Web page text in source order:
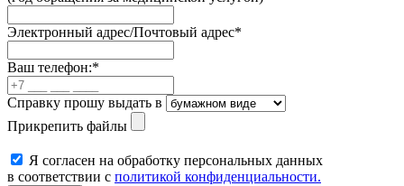
Электронный адрес/Почтовый адрес*
Ваш телефон:*
Справку прошу выдать в
Прикрепить файлы
Я согласен на обработку персональных данных
в соответствии с политикой конфиденциальности.